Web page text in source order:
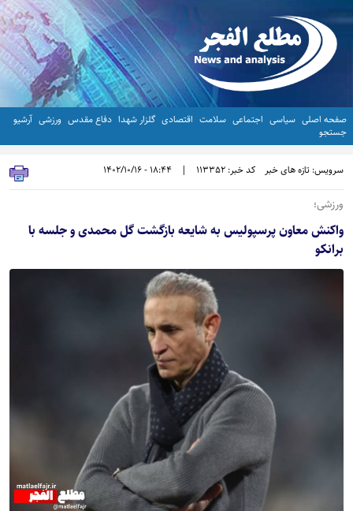
صفحه اصلی سیاسی اجتماعی سلامت اقتصادی گلزار شهدا دفاع مقدس ورزشی آرشیو
جستجو
سرویس: تازه های خبر کد خبر: 113352 |
18:44 - 1402/10/16
ورزشی؛
واکنش معاون پرسپولیس به شایعه بازگشت گل محمدی و جلسه با
برانکو